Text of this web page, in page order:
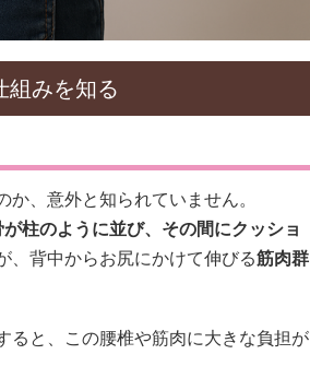
組みを知る
か、意外と知られていません。
柱のように並び、その間にクッショ
、背中からお尻にかけて伸びる筋肉群
ると、この腰椎や筋肉に大きな負担が